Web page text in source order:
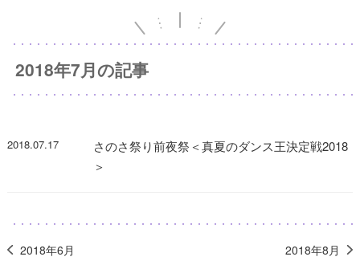
2018年7月の記事
2018.07.17
さのさ祭り前夜祭＜真夏のダンス王決定戦2018
＞
2018年6月 2018年8月